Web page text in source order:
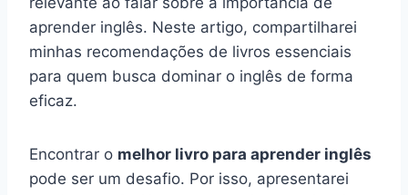
aprender inglês. Neste artigo, compartilharei
minhas recomendações de livros essenciais
para quem busca dominar o inglês de forma
eficaz.
Encontrar o melhor livro para aprender inglês
pode ser um desafio. Por isso, apresentarei